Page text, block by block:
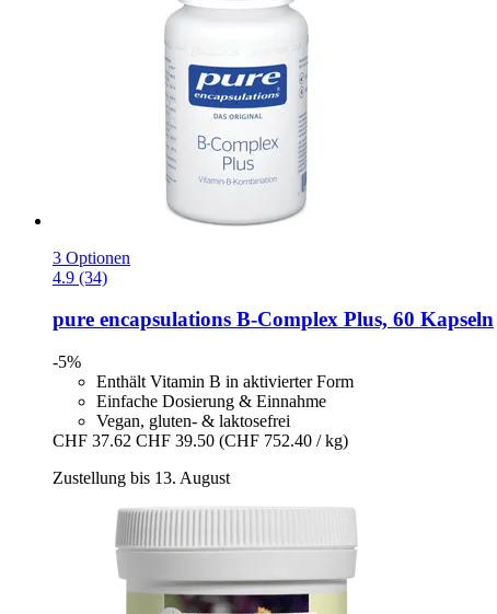
3 Optionen
4.9 (34)
pure encapsulations B-​Complex Plus, 60 Kapseln
-5%
Enthält Vitamin B in aktivierter Form
Einfache Dosierung & Einnahme
Vegan, gluten- & laktosefrei
CHF 37.62 CHF 39.50 (CHF 752.40 / kg)
Zustellung bis 13. August